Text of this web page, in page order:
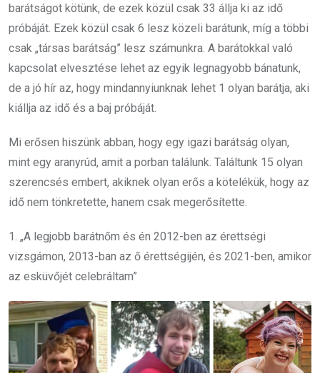
barátságot kötünk, de ezek közül csak 33 állja ki az idő
próbáját. Ezek közül csak 6 lesz közeli barátunk, míg a többi
csak „társas barátság” lesz számunkra. A barátokkal való
kapcsolat elvesztése lehet az egyik legnagyobb bánatunk,
de a jó hír az, hogy mindannyiunknak lehet 1 olyan barátja, aki
kiállja az idő és a baj próbáját.
Mi erősen hiszünk abban, hogy egy igazi barátság olyan,
mint egy aranyrúd, amit a porban találunk. Találtunk 15 olyan
szerencsés embert, akiknek olyan erős a kötelékük, hogy az
idő nem tönkretette, hanem csak megerősítette.
1. „A legjobb barátnőm és én 2012-ben az érettségi
vizsgámon, 2013-ban az ő érettségijén, és 2021-ben, amikor
az esküvőjét celebráltam”